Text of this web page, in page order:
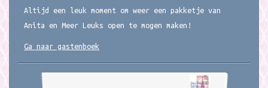
Altijd een leuk moment om weer een pakketje van
Anita en Meer Leuks open te mogen maken!
Ga naar gastenboek